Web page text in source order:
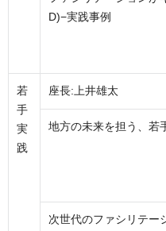
D)−実践事例
若
手
実
践
座長:上井雄太
地方の未来を担う、若
次世代のファシリテー